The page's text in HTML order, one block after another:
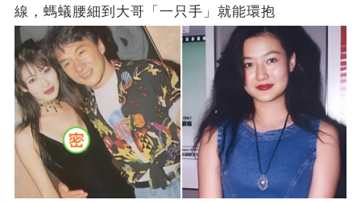
線，螞蟻腰細到大哥「一只手」就能環抱